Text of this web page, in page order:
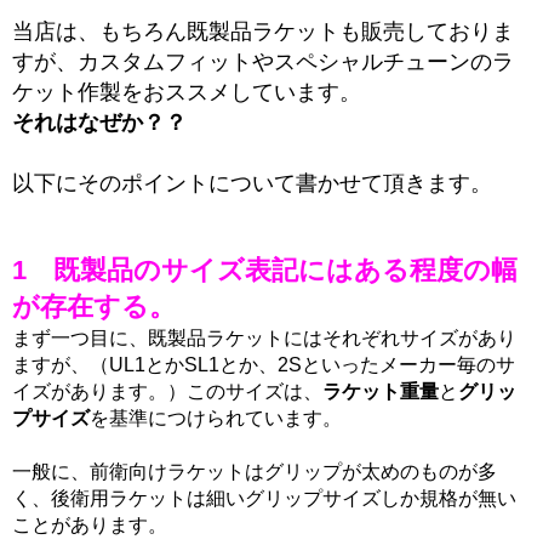
当店は、もちろん既製品ラケットも販売しておりま
すが、カスタムフィットやスペシャルチューンのラ
ケット作製をおススメしています。
それはなぜか？？
以下にそのポイントについて書かせて頂きます。
1 既製品のサイズ表記にはある程度の幅
が存在する。
まず一つ目に、既製品ラケットにはそれぞれサイズがあり
ますが、（UL1とかSL1とか、2Sといったメーカー毎のサ
イズがあります。）このサイズは、 ラケット重量と グリッ
プサイズを基準につけられています。
一般に、前衛向けラケットはグリップが太めのものが多
く、後衛用ラケットは細いグリップサイズしか規格が無い
ことがあります。